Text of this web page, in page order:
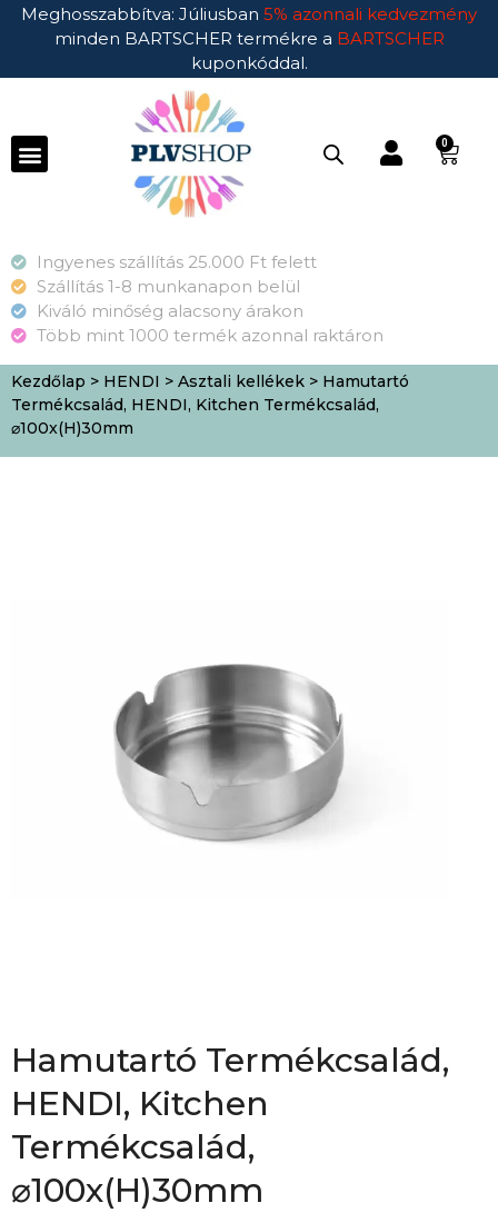
Meghosszabbítva: Júliusban 5% azonnali kedvezmény
minden BARTSCHER termékre a BARTSCHER
kuponkóddal.
0
Ingyenes szállítás 25.000 Ft felett
Szállítás 1-8 munkanapon belül
Kiváló minőség alacsony árakon
Több mint 1000 termék azonnal raktáron
Kezdőlap > HENDI > Asztali kellékek > Hamutartó
Termékcsalád, HENDI, Kitchen Termékcsalád,
⌀100x(H)30mm
Hamutartó Termékcsalád,
HENDI, Kitchen
Termékcsalád,
⌀100x(H)30mm